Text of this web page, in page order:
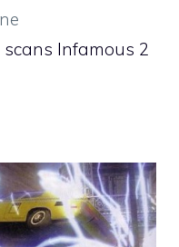
scans Infamous 2